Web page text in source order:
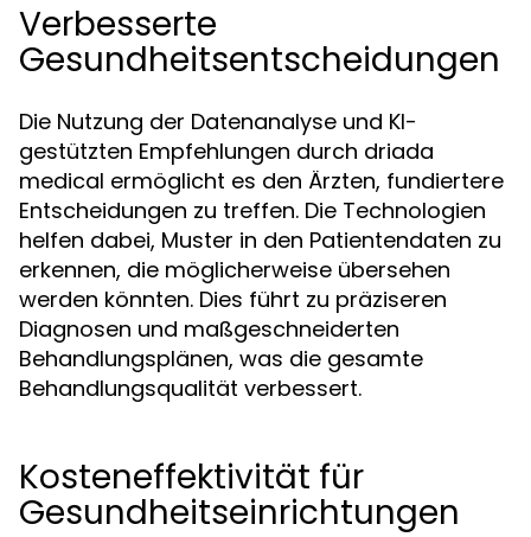
Verbesserte
Gesundheitsentscheidungen
Die Nutzung der Datenanalyse und KI-
gestützten Empfehlungen durch driada
medical ermöglicht es den Ärzten, fundiertere
Entscheidungen zu treffen. Die Technologien
helfen dabei, Muster in den Patientendaten zu
erkennen, die möglicherweise übersehen
werden könnten. Dies führt zu präziseren
Diagnosen und maßgeschneiderten
Behandlungsplänen, was die gesamte
Behandlungsqualität verbessert.
Kosteneffektivität für
Gesundheitseinrichtungen